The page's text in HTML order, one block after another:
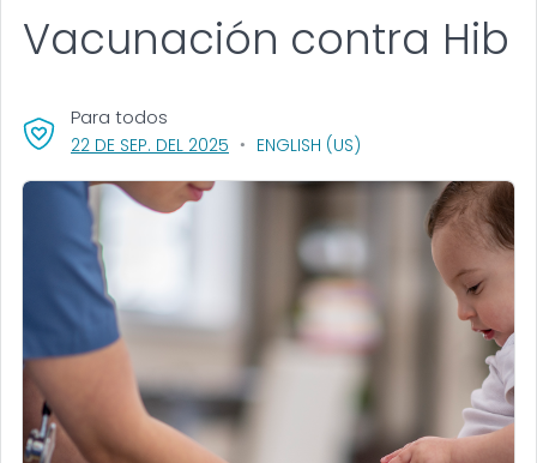
Vacunación contra Hib
22 DE SEP. DEL 2025 , VISIT LINK FOR DETAILS.
ENGLISH (US)
Para todos